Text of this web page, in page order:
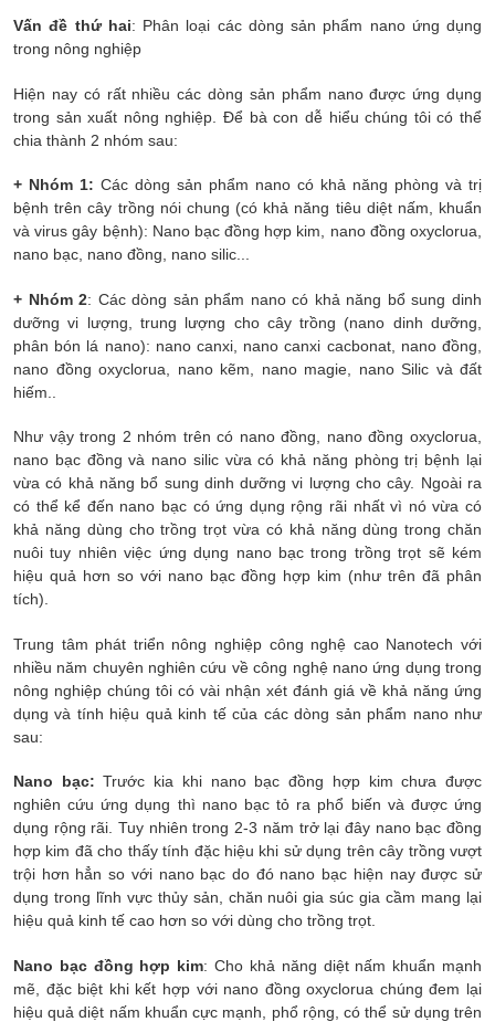
Vấn đề thứ hai: Phân loại các dòng sản phẩm nano ứng dụng
trong nông nghiệp
Hiện nay có rất nhiều các dòng sản phẩm nano được ứng dụng
trong sản xuất nông nghiệp. Để bà con dễ hiểu chúng tôi có thể
chia thành 2 nhóm sau:
+ Nhóm 1: Các dòng sản phẩm nano có khả năng phòng và trị
bệnh trên cây trồng nói chung (có khả năng tiêu diệt nấm, khuẩn
và virus gây bệnh): Nano bạc đồng hợp kim, nano đồng oxyclorua,
nano bạc, nano đồng, nano silic...
+ Nhóm 2: Các dòng sản phẩm nano có khả năng bổ sung dinh
dưỡng vi lượng, trung lượng cho cây trồng (nano dinh dưỡng,
phân bón lá nano): nano canxi, nano canxi cacbonat, nano đồng,
nano đồng oxyclorua, nano kẽm, nano magie, nano Silic và đất
hiếm..
Như vậy trong 2 nhóm trên có nano đồng, nano đồng oxyclorua,
nano bạc đồng và nano silic vừa có khả năng phòng trị bệnh lại
vừa có khả năng bổ sung dinh dưỡng vi lượng cho cây. Ngoài ra
có thể kể đến nano bạc có ứng dụng rộng rãi nhất vì nó vừa có
khả năng dùng cho trồng trọt vừa có khả năng dùng trong chăn
nuôi tuy nhiên việc ứng dụng nano bạc trong trồng trọt sẽ kém
hiệu quả hơn so với nano bạc đồng hợp kim (như trên đã phân
tích).
Trung tâm phát triển nông nghiệp công nghệ cao Nanotech với
nhiều năm chuyên nghiên cứu về công nghệ nano ứng dụng trong
nông nghiệp chúng tôi có vài nhận xét đánh giá về khả năng ứng
dụng và tính hiệu quả kinh tế của các dòng sản phẩm nano như
sau:
Nano bạc: Trước kia khi nano bạc đồng hợp kim chưa được
nghiên cứu ứng dụng thì nano bạc tỏ ra phổ biến và được ứng
dụng rộng rãi. Tuy nhiên trong 2-3 năm trở lại đây nano bạc đồng
hợp kim đã cho thấy tính đặc hiệu khi sử dụng trên cây trồng vượt
trội hơn hẳn so với nano bạc do đó nano bạc hiện nay được sử
dụng trong lĩnh vực thủy sản, chăn nuôi gia súc gia cầm mang lại
hiệu quả kinh tế cao hơn so với dùng cho trồng trọt.
Nano bạc đồng hợp kim: Cho khả năng diệt nấm khuẩn mạnh
mẽ, đặc biệt khi kết hợp với nano đồng oxyclorua chúng đem lại
hiệu quả diệt nấm khuẩn cực mạnh, phổ rộng, có thể sử dụng trên